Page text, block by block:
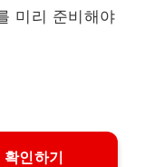
미리 준비해야
인하기